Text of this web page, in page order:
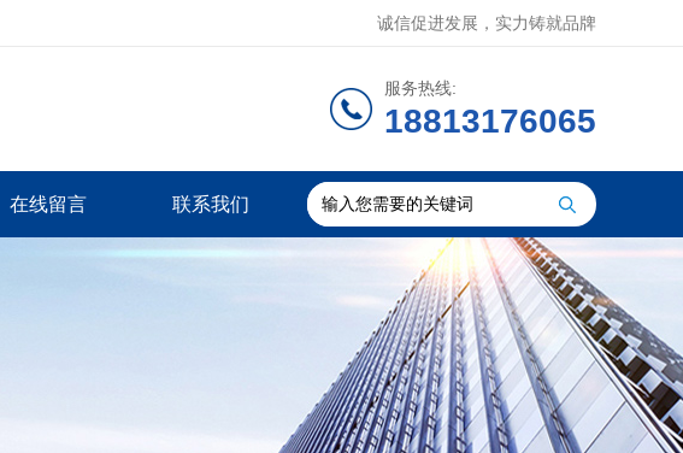
诚信促进发展，实力铸就品牌
服务热线:
18813176065
在线留言 联系我们